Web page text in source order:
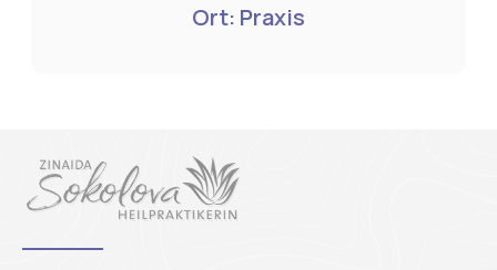
Ort: Praxis